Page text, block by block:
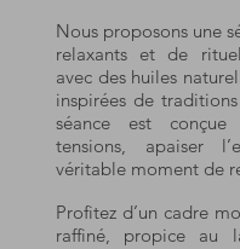
Nous proposons une
relaxants et de
avec des huiles
inspirées de
séance est
tensions, apaiser
véritable moment de
Profitez d’un cadre
raffiné, propice au